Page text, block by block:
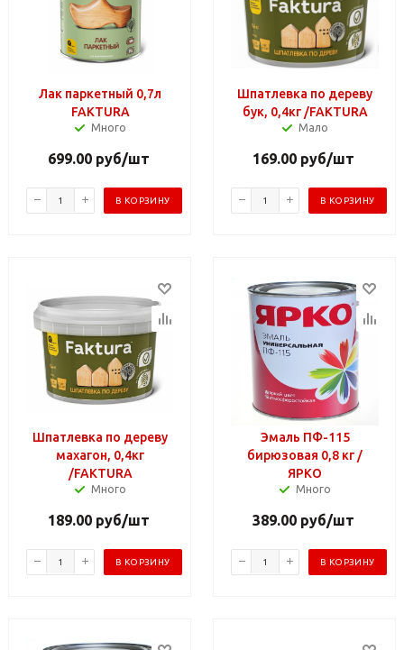
Лак паркетный 0,7л
FAKTURA
Много
699.00руб/шт
В КОРЗИНУ
Шпатлевка по дереву
бук, 0,4кг /FAKTURA
Мало
169.00руб/шт
В КОРЗИНУ
Шпатлевка по дереву
махагон, 0,4кг
/FAKTURA
Много
189.00руб/шт
В КОРЗИНУ
Эмаль ПФ-115
бирюзовая 0,8 кг /
ЯРКО
Много
389.00руб/шт
В КОРЗИНУ